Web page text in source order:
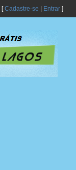
[Cadastre-se Entrar]